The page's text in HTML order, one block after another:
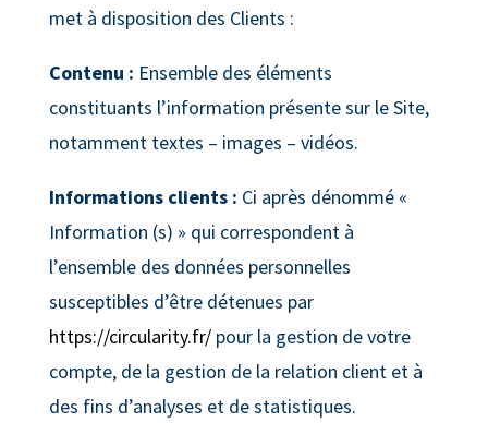
met à disposition des Clients :
Contenu : Ensemble des éléments
constituants l’information présente sur le Site,
notamment textes – images – vidéos.
Informations clients : Ci après dénommé «
Information (s) » qui correspondent à
l’ensemble des données personnelles
susceptibles d’être détenues par
https://circularity.fr/pour la gestion de votre
compte, de la gestion de la relation client et à
des fins d’analyses et de statistiques.